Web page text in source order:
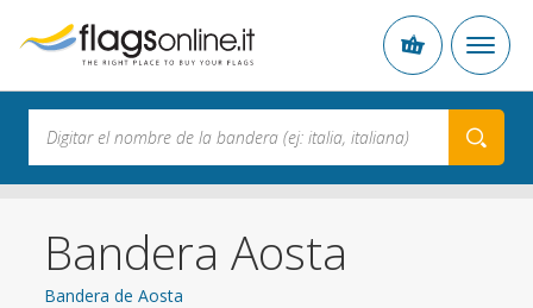
Bandera Aosta
Bandera de Aosta